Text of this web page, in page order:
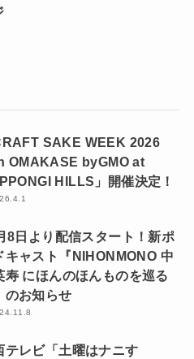
SAKE WEEK 2026
OMAKASE byGMO at
HILLS」開催決定！
8日より配信スタート！新ポ
キャスト『NIHONMONO 中
寿 にほんのほんものを巡る
のお知らせ
テレビ「土曜はナニす